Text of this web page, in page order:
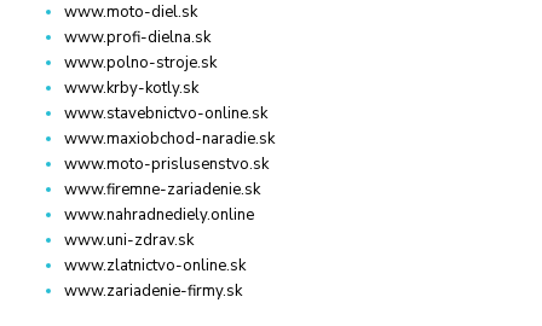
www.moto-diel.sk
www.profi-dielna.sk
www.polno-stroje.sk
www.krby-kotly.sk
www.stavebnictvo-online.sk
www.maxiobchod-naradie.sk
www.moto-prislusenstvo.sk
www.firemne-zariadenie.sk
www.nahradnediely.online
www.uni-zdrav.sk
www.zlatnictvo-online.sk
www.zariadenie-firmy.sk